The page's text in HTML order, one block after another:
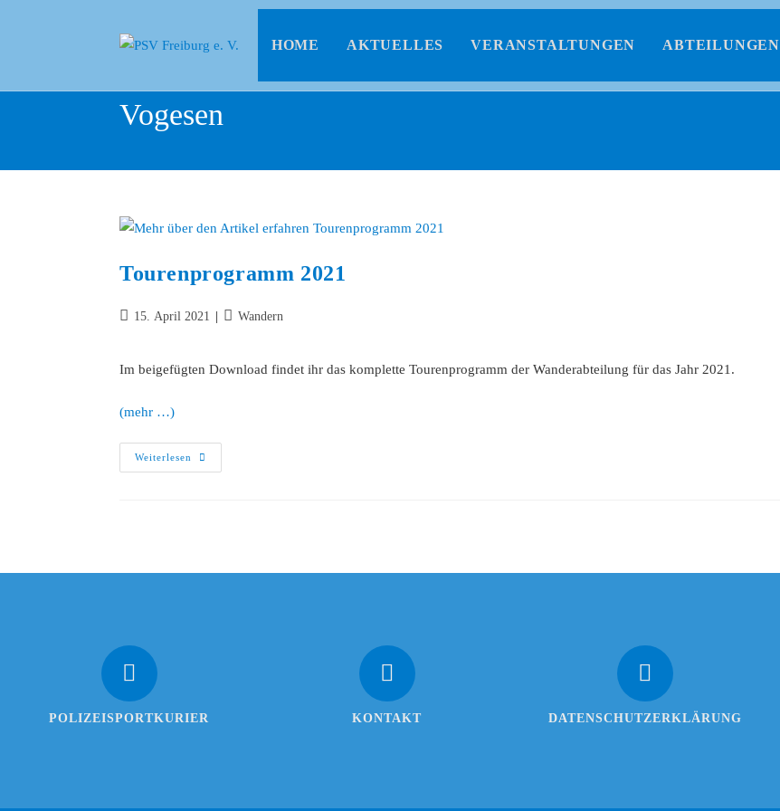
HOME AKTUELLES VERANSTALTUNGEN ABTEILUNGEN
Vogesen
Tourenprogramm 2021
15. April 2021 Wandern
Im beigefügten Download findet ihr das komplette Tourenprogramm der Wanderabteilung für das Jahr 2021.
(mehr …)
Weiterlesen
POLIZEISPORTKURIER KONTAKT DATENSCHUTZERKLÄRUNG